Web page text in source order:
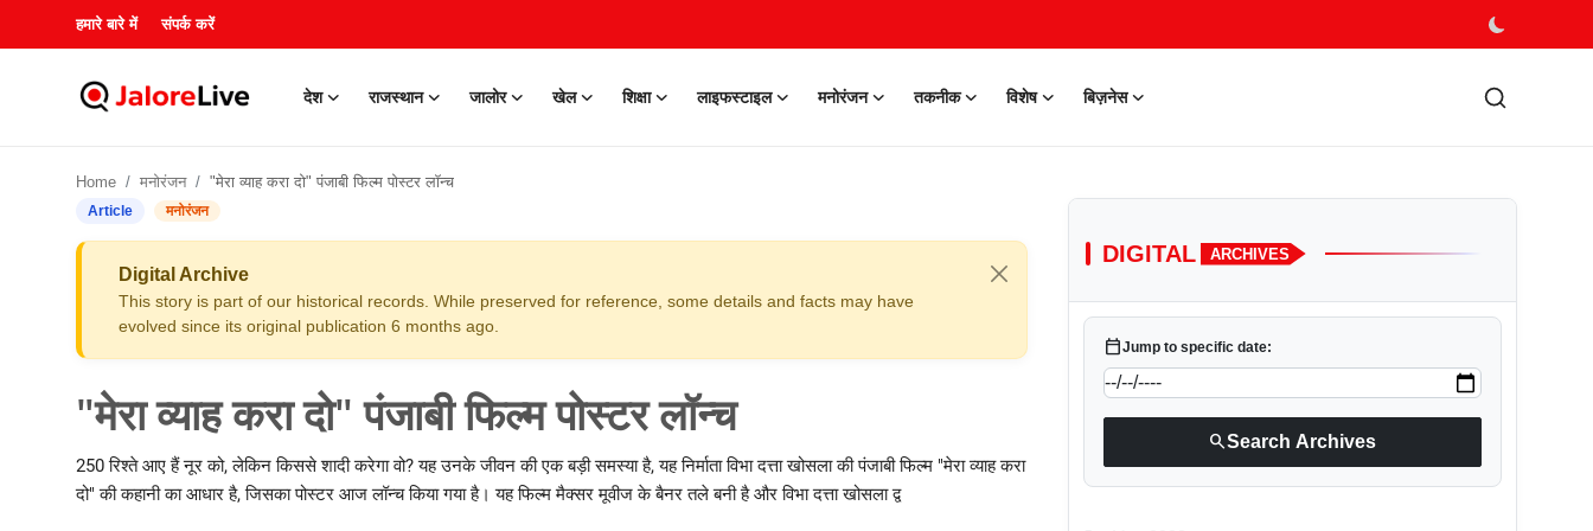
हमारे बारे में संपर्क करें
देश राजस्थान जालोर खेल शिक्षा लाइफस्टाइल मनोरंजन तकनीक विशेष बिज़नेस
Home मनोरंजन "मेरा व्याह करा दो" पंजाबी फिल्म पोस्टर लॉन्च
Article मनोरंजन
Digital Archive
This story is part of our historical records. While preserved for reference, some details and facts may have
evolved since its original publication 6 months ago.
"मेरा व्याह करा दो" पंजाबी फिल्म पोस्टर लॉन्च
250 रिश्ते आए हैं नूर को, लेकिन किससे शादी करेगा वो? यह उनके जीवन की एक बड़ी समस्या है, यह निर्माता विभा दत्ता खोसला की पंजाबी फिल्म "मेरा व्याह करा
दो" की कहानी का आधार है, जिसका पोस्टर आज लॉन्च किया गया है। यह फिल्म मैक्सर मूवीज के बैनर तले बनी है और विभा दत्ता खोसला द्व
DIGITAL ARCHIVES
calendar_todayJump to specific date:
searchSearch Archives